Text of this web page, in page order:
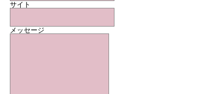
サイト
メッセージ